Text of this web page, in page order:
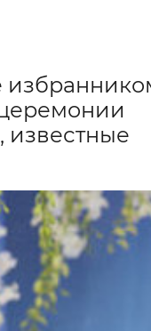
известные